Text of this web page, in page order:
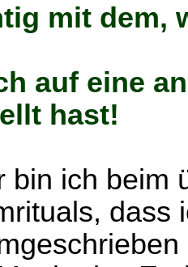
mit dem,
auf eine
hast!
bin ich beim
dass